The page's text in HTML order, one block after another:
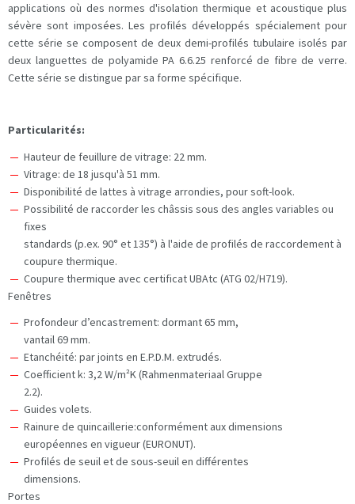
applications où des normes d'isolation thermique et acoustique plus
sévère sont imposées. Les profilés développés spécialement pour
cette série se composent de deux demi-profilés tubulaire isolés par
deux languettes de polyamide PA 6.6.25 renforcé de fibre de verre.
Cette série se distingue par sa forme spécifique.
Particularités:
Hauteur de feuillure de vitrage: 22 mm.
Vitrage: de 18 jusqu'à 51 mm.
Disponibilité de lattes à vitrage arrondies, pour soft-look.
Possibilité de raccorder les châssis sous des angles variables ou
fixes
standards (p.ex. 90° et 135°) à l'aide de profilés de raccordement à
coupure thermique.
Coupure thermique avec certificat UBAtc (ATG 02/H719).
Fenêtres
Profondeur d’encastrement: dormant 65 mm,
vantail 69 mm.
Etanchéité: par joints en E.P.D.M. extrudés.
Coefficient k: 3,2 W/m²K (Rahmenmateriaal Gruppe
2.2).
Guides volets.
Rainure de quincaillerie:conformément aux dimensions
européennes en vigueur (EURONUT).
Profilés de seuil et de sous-seuil en différentes
dimensions.
Portes